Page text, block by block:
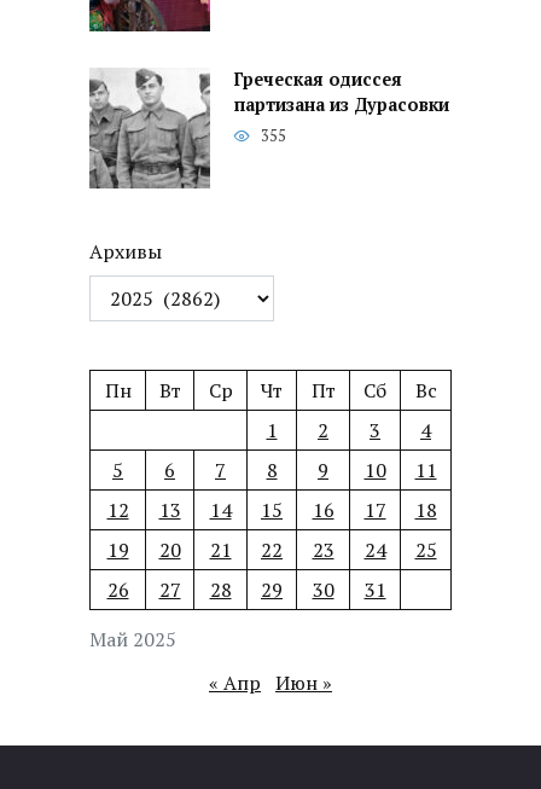
Греческая одиссея
партизана из Дурасовки
355
Архивы
Май 2025
Пн Вт Ср Чт Пт Сб
Вс
1
2 3
4
5
6 7 8 9 10
11
12
13 14 15 16 17
18
19
20 21 22 23 24
25
26
27 28 29 30 31
« Апр Июн »